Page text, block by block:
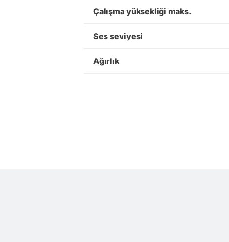
Çalışma yüksekliği maks.
Ses seviyesi
Ağırlık